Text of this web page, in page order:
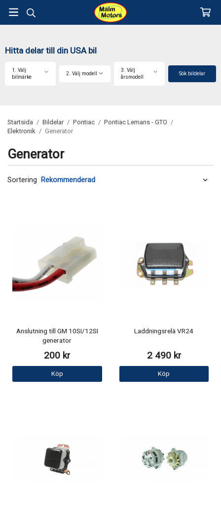
Hitta delar till din USA bil
1. Välj
bilmärke
2. Välj modell
3. Välj
årsmodell
Sök bildelar
Startsida / Bildelar / Pontiac / Pontiac Lemans - GTO /
Elektronik / Generator
Generator
Sortering
Anslutning till GM 10SI/12SI
generator
200 kr
Köp
Laddningsrelä VR24
2 490 kr
Köp